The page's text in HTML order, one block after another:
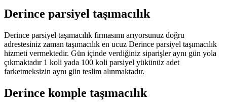
Derince parsiyel taşımacılık
Derince parsiyel taşımacılık firmasımı arıyorsunuz doğru
adrestesiniz zaman taşımacılık en ucuz Derince parsiyel taşımacılık
hizmeti vermektedir. Gün içinde verdiğiniz siparişler aynı gün yola
çıkmaktadır 1 koli yada 100 koli parsiyel yükünüz adet
farketmeksizin aynı gün teslim alınmaktadır.
Derince komple taşımacılık